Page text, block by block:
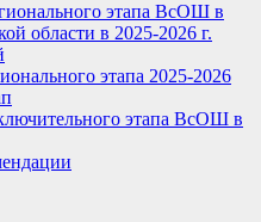
этапа ВсОШ в
области в 2025-2026 г.
этапа 2025-2026
этапа ВсОШ в